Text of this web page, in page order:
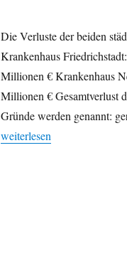
Die Verluste der beiden
Krankenhaus
Millionen € Krankenhaus
Millionen € Gesamtverlust
Gründe werden genannt:
„Dresdner städtische
weiterlesen